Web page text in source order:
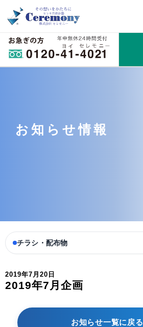
お知らせ情報
チラシ・配布物
2019年7月20日
2019年7月企画
お知らせ一覧に戻る